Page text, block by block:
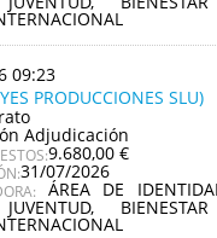
09:23
PRODUCCIONES SLU)
Adjudicación
9.680,00 €
31/07/2026
ÁREA DE